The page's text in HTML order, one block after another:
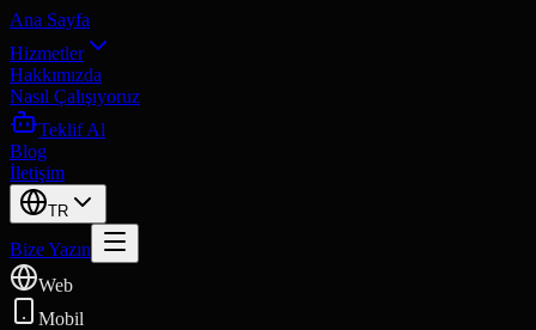
Ana Sayfa
Hizmetler
Hakkımızda
Nasıl Çalışıyoruz
Teklif Al
Blog
İletişim
TR
Bize Yazın
Web
Mobil